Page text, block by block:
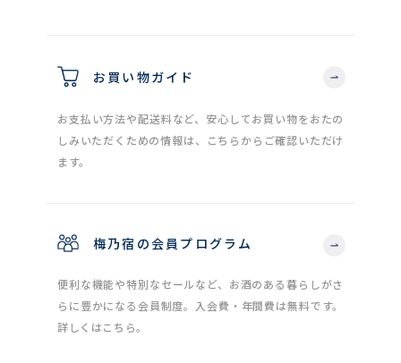
お買い物ガイド
お支払い方法や配送料など、安心してお買い物をおたの
しみいただくための情報は、こちらからご確認いただけ
ます。
梅乃宿の会員プログラム
便利な機能や特別なセールなど、お酒のある暮らしがさ
らに豊かになる会員制度。入会費・年間費は無料です。
詳しくはこちら。